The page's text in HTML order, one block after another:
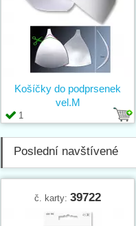
1
Košíčky do podprsenek
vel.M
Poslední navštívené
č. karty: 39722